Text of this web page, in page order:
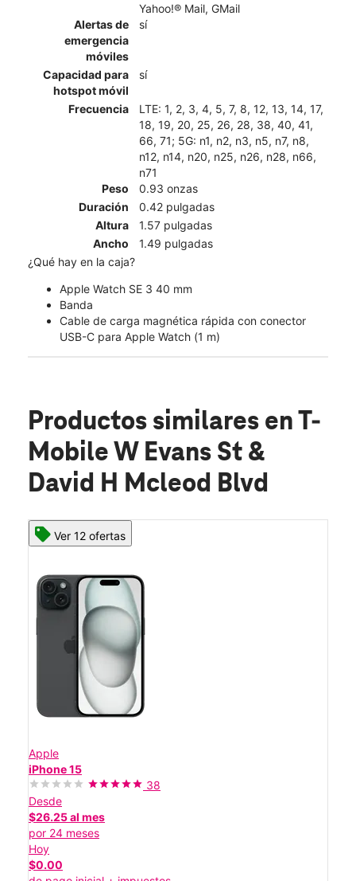
Yahoo!® Mail, GMail
Alertas de
emergencia
móviles
sí
Capacidad para
hotspot móvil
sí
Frecuencia
LTE: 1, 2, 3, 4, 5, 7, 8, 12, 13, 14, 17,
18, 19, 20, 25, 26, 28, 38, 40, 41,
66, 71; 5G: n1, n2, n3, n5, n7, n8,
n12, n14, n20, n25, n26, n28, n66,
n71
Peso
0.93 onzas
Duración
0.42 pulgadas
Altura
1.57 pulgadas
Ancho
1.49 pulgadas
¿Qué hay en la caja?
Apple Watch SE 3 40 mm
Banda
Cable de carga magnética rápida con conector
USB-C para Apple Watch (1 m)
Productos similares en T-
Mobile W Evans St &
David H Mcleod Blvd
Ver 12 ofertas
Apple
iPhone 15
38
Desde
$26.25 al mes
por 24 meses
Hoy
$0.00